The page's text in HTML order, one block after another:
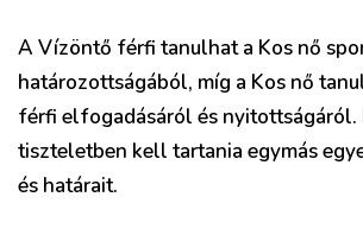
A Vízöntő férfi tanulhat a Kos nő
határozottságából, míg a Kos nő
férfi elfogadásáról és
tiszteletben kell tartania egymás
és határait.